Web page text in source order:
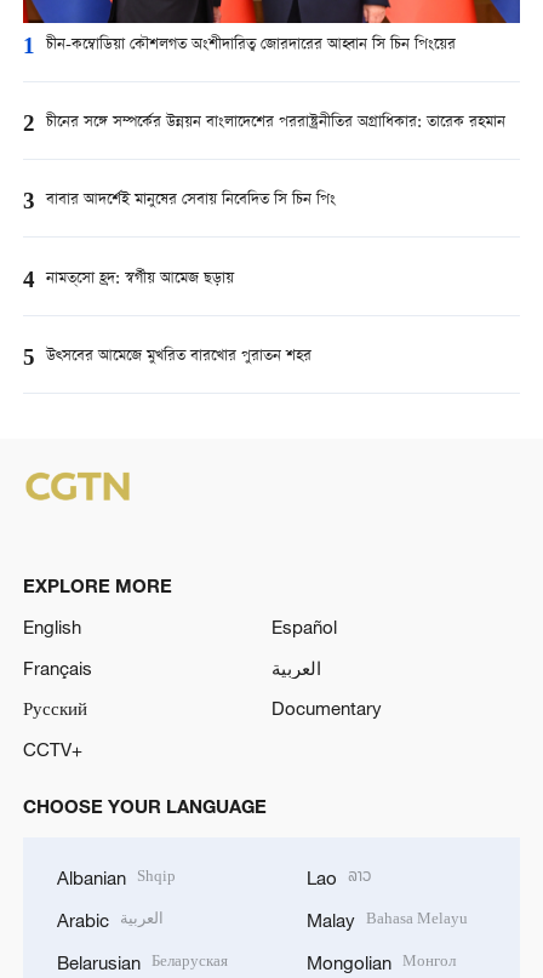
1 চীন-কম্বোডিয়া কৌশলগত অংশীদারিত্ব জোরদারের আহ্বান সি চিন পিংয়ের
2 চীনের সঙ্গে সম্পর্কের উন্নয়ন বাংলাদেশের পররাষ্ট্রনীতির অগ্রাধিকার: তারেক রহমান
3 বাবার আদর্শেই মানুষের সেবায় নিবেদিত সি চিন পিং
4 নামত্‌সো হ্রদ: স্বর্গীয় আমেজ ছড়ায়
5 উত্সবের আমেজে মুখরিত বারখোর পুরাতন শহর
EXPLORE MORE
English
Español
Français
العربية
Русский
Documentary
CCTV+
CHOOSE YOUR LANGUAGE
Albanian Shqip
Arabic العربية
Belarusian Беларуская
Lao ລາວ
Malay Bahasa Melayu
Mongolian Монгол